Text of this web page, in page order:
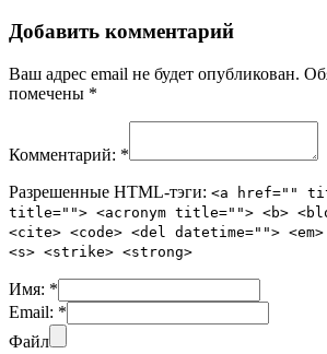
Добавить комментарий
Ваш адрес email не будет опубликован.
помечены *
Комментарий: *
Разрешенные HTML-тэги: <a href=""
title=""> <acronym title=""> <b>
<cite> <code> <del datetime="">
<s> <strike> <strong>
Имя: *
Email: *
Файл